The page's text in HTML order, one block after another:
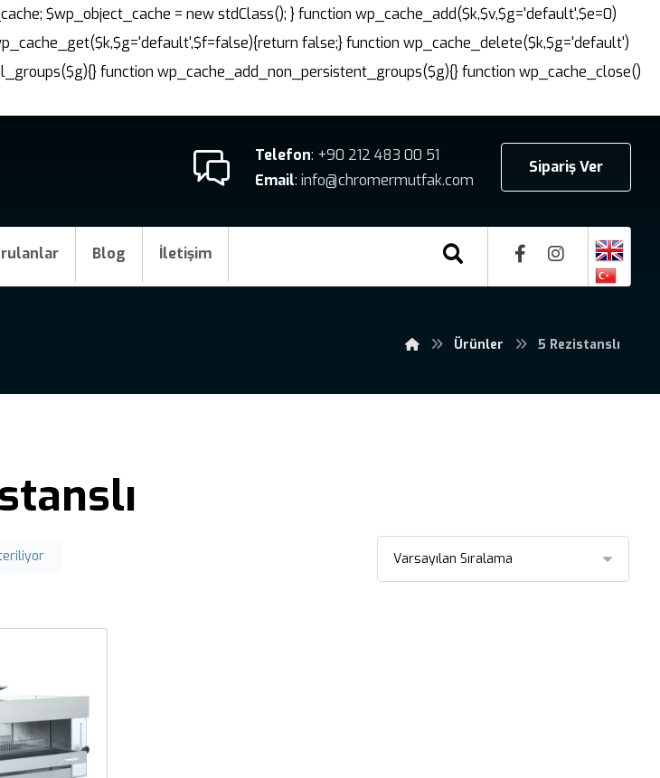
$wp_object_cache = new stdClass(); } function wp_cache_add($k,$v,$g='default',$e=0)
false;} function wp_cache_delete($k,$g='default')
function wp_cache_add_non_persistent_groups($g){} function wp_cache_close()
Sipariş Ver
Telefon: +90 212 483 00 51
Email: info@chromermutfak.com
Blog İletişim
Ürünler 5 Rezistanslı